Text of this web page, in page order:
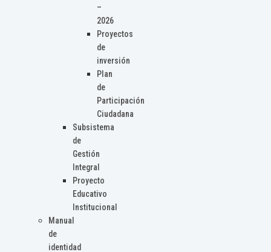
–
2026
Proyectos
de
inversión
Plan
de
Participación
Ciudadana
Subsistema
de
Gestión
Integral
Proyecto
Educativo
Institucional
Manual
de
identidad